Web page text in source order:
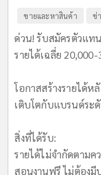
ขายและหาสินค้า ข่
ด่วน! รับสมัครตัวแท
รายได้เฉลี่ย
โอกาสสร้างรายได้
เติบโตกับแบรนด์ระ
​สิ่งที่ได้รับ:
รายได้ไม่จำกัดตามค
สอนงานฟรี ไม่ต้อง